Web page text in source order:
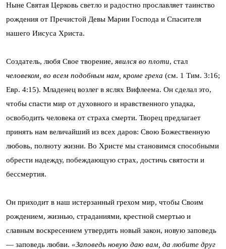
Ныне Святая Церковь светло и радостно прославляет таинство
рождения от Пречистой Девы Марии Господа и Спасителя
нашего Иисуса Христа.
Создатель, любя Свое творение, явился во плоти, стал
человеком, во всем подобным нам, кроме греха (см. 1 Тим. 3:16;
Евр. 4:15). Младенец возлег в яслях Вифлеема. Он сделал это,
чтобы спасти мир от духовного и нравственного упадка,
освободить человека от страха смерти. Творец предлагает
принять нам величайший из всех даров: Свою Божественную
любовь, полноту жизни. Во Христе мы становимся способными
обрести надежду, побеждающую страх, достичь святости и
бессмертия.
Он приходит в наш истерзанный грехом мир, чтобы Своим
рождением, жизнью, страданиями, крестной смертью и
славным воскресением утвердить новый закон, новую заповедь
— заповедь любви. «Заповедь новую даю вам, да любите друг